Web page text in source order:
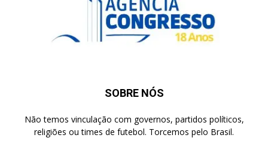
SOBRE NÓS
Não temos vinculação com governos, partidos políticos,
religiões ou times de futebol. Torcemos pelo Brasil.